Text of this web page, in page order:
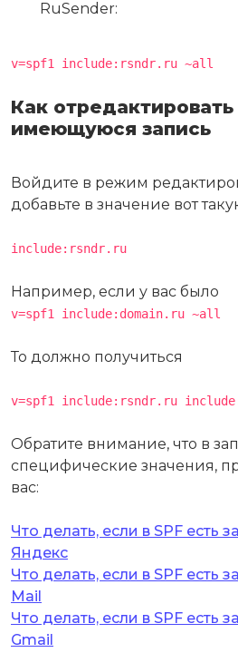
RuSender:
v=spf1 include:rsndr.ru ~all
Как
имеющуюся запись
Войдите в режим
добавьте в значение вот
include:rsndr.ru
Например, если у вас было
v=spf1 include:domain.ru ~all
То должно получиться
v=spf1 include:rsndr.ru
Обратите внимание, что в
специфические значения,
вас:
Что делать, если в SPF есть
Яндекс
Что делать, если в SPF есть
Mail
Что делать, если в SPF есть
Gmail